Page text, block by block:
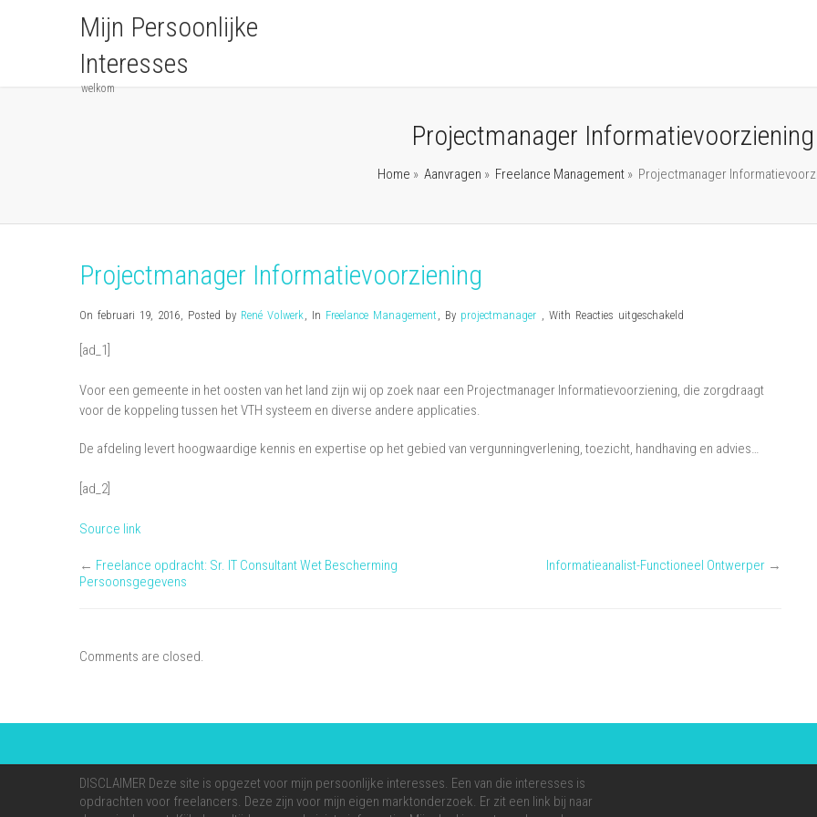
Mijn Persoonlijke
Interesses
welkom
Projectmanager Informatievoorziening
Home » Aanvragen » Freelance Management» Projectmanager
Projectmanager Informatievoorziening
On februari 19, 2016, Posted by René Volwerk, In Freelance Management , By projectmanager , With Reacties uitgeschakeld
[ad_1]
Voor een gemeente in het oosten van het land zijn wij op zoek naar een Projectmanager Informatievoorziening, die zorgdraagt
voor de koppeling tussen het VTH systeem en diverse andere applicaties.
De afdeling levert hoogwaardige kennis en expertise op het gebied van vergunningverlening, toezicht, handhaving en advies…
[ad_2]
Source link
← Freelance opdracht: Sr. IT Consultant Wet Bescherming
Persoonsgegevens
Informatieanalist-Functioneel Ontwerper →
Comments are closed.
DISCLAIMER Deze site is opgezet voor mijn persoonlijke interesses. Een van die interesses is
opdrachten voor freelancers. Deze zijn voor mijn eigen marktonderzoek. Er zit een link bij naar